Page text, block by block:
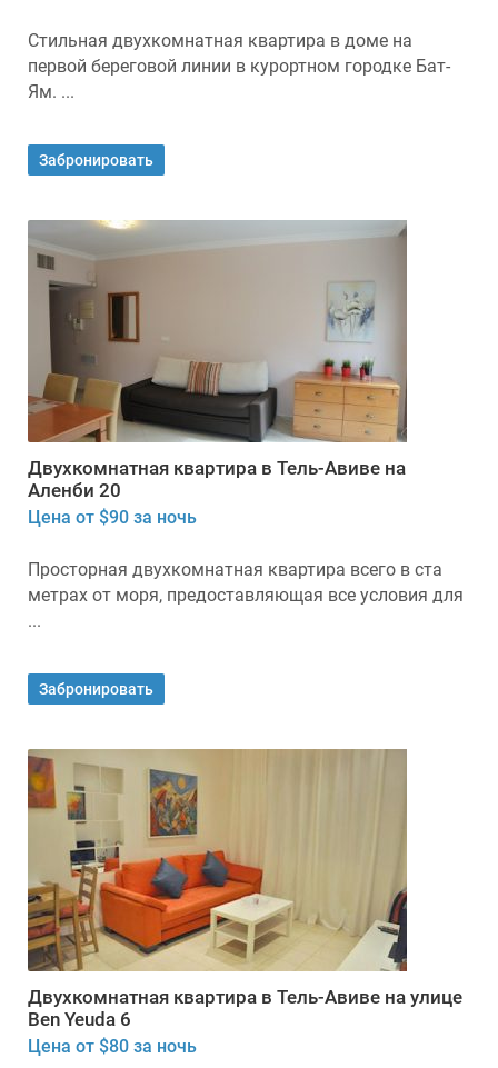
Стильная двухкомнатная квартира в доме на
первой береговой линии в курортном городке Бат-
Ям. ...
Забронировать
Двухкомнатная квартира в Тель-Авиве на
Аленби 20
Цена от $90 за ночь
Просторная двухкомнатная квартира всего в ста
метрах от моря, предоставляющая все условия для
...
Забронировать
Двухкомнатная квартира в Тель-Авиве на улице
Ben Yeuda 6
Цена от $80 за ночь